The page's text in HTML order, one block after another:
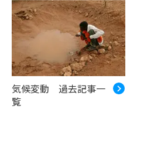
気候変動 過去記事一
覧